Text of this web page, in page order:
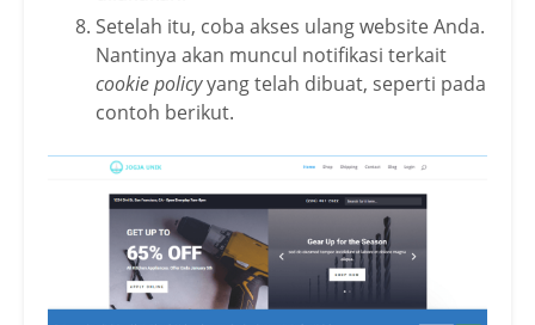
Setelah itu, coba akses ulang website Anda.
Nantinya akan muncul notifikasi terkait
cookie policyyang telah dibuat, seperti pada
contoh berikut.